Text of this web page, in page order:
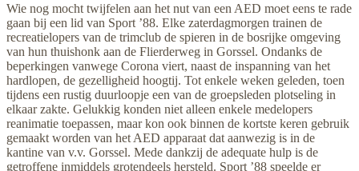
Wie nog mocht twijfelen aan het nut van een AED moet eens te rade
gaan bij een lid van Sport ’88. Elke zaterdagmorgen trainen de
recreatielopers van de trimclub de spieren in de bosrijke omgeving
van hun thuishonk aan de Flierderweg in Gorssel. Ondanks de
beperkingen vanwege Corona viert, naast de inspanning van het
hardlopen, de gezelligheid hoogtij. Tot enkele weken geleden, toen
tijdens een rustig duurloopje een van de groepsleden plotseling in
elkaar zakte. Gelukkig konden niet alleen enkele medelopers
reanimatie toepassen, maar kon ook binnen de kortste keren gebruik
gemaakt worden van het AED apparaat dat aanwezig is in de
kantine van v.v. Gorssel. Mede dankzij de adequate hulp is de
getroffene inmiddels grotendeels hersteld. Sport ’88 speelde er